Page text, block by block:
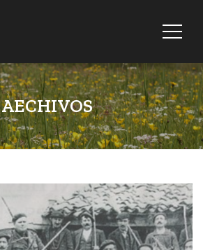
AECHIVOS